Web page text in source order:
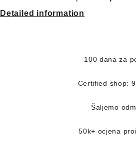
Detailed information
100 dana za
Certified shop:
Šaljemo
50k+ ocjena